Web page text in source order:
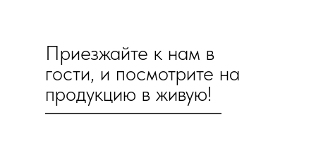
Приезжайте к нам в
гости, и посмотрите на
продукцию в живую!